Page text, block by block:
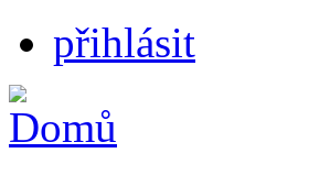
přihlásit